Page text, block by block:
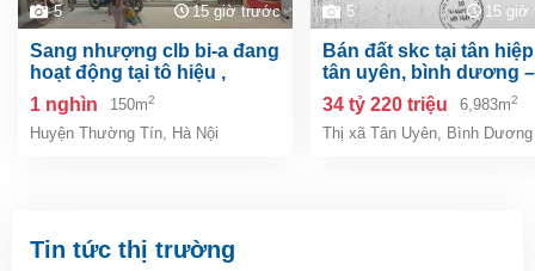
5 15 giờ trước
sang nhượng clb bi-a đang
hoạt động tại tô hiệu ,
thường tín, hà nội
1 nghìn 150m2
Huyện Thường Tín, Hà Nội
5 15 giờ
bán đất skc tại tân hiệp, tp.
tân uyên, bình dương –
6.983m²
34 tỷ 220 triệu 6,983m2
Thị xã Tân Uyên, Bình Dương
Tin tức thị trường